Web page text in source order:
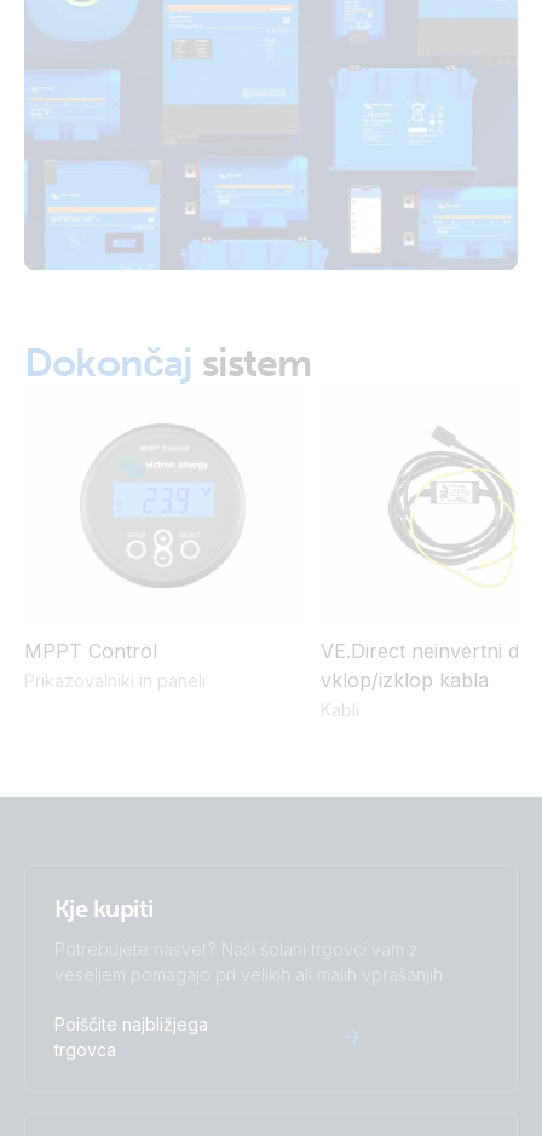
Certificate RED EN 300 328 - SmartSolar MPPT 150/45
Certificate Safety EN/IEC 62109-1 - BlueSolar & SmartSolar
MPPT 100/50, 150/35 & 150/45
Certificate Safety IEC 62109-1 - AS/NZS - BlueSolar &
SmartSolar MPPT 100/50 & 150/35 & 150/45 & addendum
Declaration of Conformity - SmartSolar MPPT 150/35 (EU
Declaration of Conformity - SmartSolar MPPT 150/45 (EU
ISO9001 certificate
75/10 up to 150/45
SmartSolar MPPT 150-45.PT07
SmartSolar MPPT 150-45.PT08
Dokončaj sistem
MPPT Control
Prikazovalniki in paneli
VE.Direct neinvertni
vklop/izklop kabla
Kabli
Kje kupiti
Potrebujete nasvet? Naši šolani trgovci vam z
veseljem pomagajo pri velikih ali malih vprašanjih
Poiščite najbližjega
trgovca